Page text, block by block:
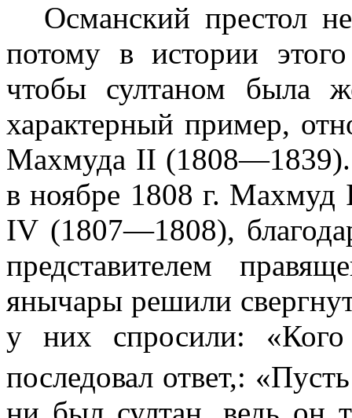
Османский престол
потому в истории
чтобы султаном была
характерный пример,
Махмуда II (1808—1839).
в ноябре 1808 г. Махмуд
IV (1807—1808),
представителем
янычары решили
у них спросили: «Кого
последовал ответ,: